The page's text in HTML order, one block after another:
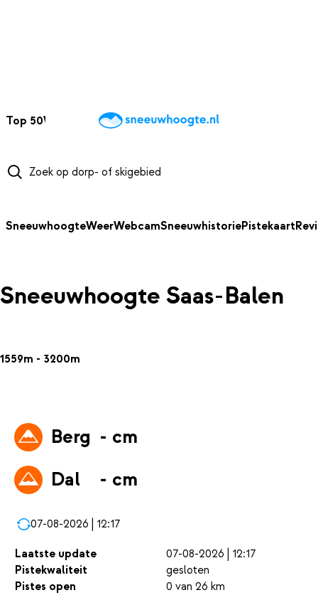
Top 50Webcams WintersportweerKaarten
SneeuwhoogteWeerWebcamSneeuwhistoriePistekaart
Sneeuwhoogte Saas-Balen
1559m - 3200m
Berg - cm
Dal
- cm
07-08-2026 | 12:17
Laatste update
07-08-2026 | 12:17
Pistekwaliteit
gesloten
Pistes open
0 van 26 km